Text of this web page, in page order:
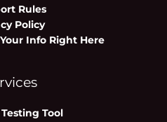
Rules
Policy
Your Info Right Here
Tool